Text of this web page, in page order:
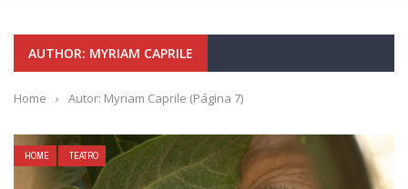
AUTHOR: MYRIAM CAPRILE
Home › Autor: Myriam Caprile (Página 7)
HOME TEATRO